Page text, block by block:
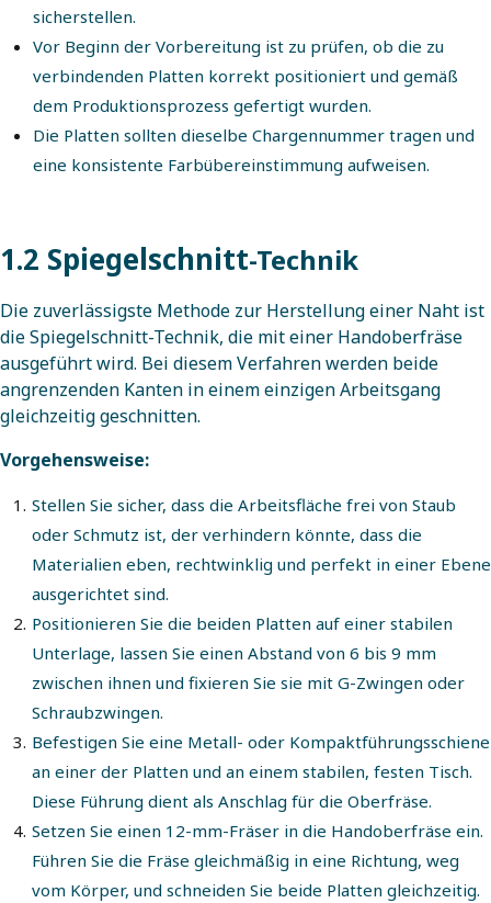
sicherstellen.
Vor Beginn der Vorbereitung ist zu prüfen, ob die zu
verbindenden Platten korrekt positioniert und gemäß
dem Produktionsprozess gefertigt wurden.
Die Platten sollten dieselbe Chargennummer tragen und
eine konsistente Farbübereinstimmung aufweisen.
1.2 Spiegelschnitt-Technik
Die zuverlässigste Methode zur Herstellung einer Naht ist
die Spiegelschnitt-Technik, die mit einer Handoberfräse
ausgeführt wird. Bei diesem Verfahren werden beide
angrenzenden Kanten in einem einzigen Arbeitsgang
gleichzeitig geschnitten.
Vorgehensweise:
Stellen Sie sicher, dass die Arbeitsfläche frei von Staub
oder Schmutz ist, der verhindern könnte, dass die
Materialien eben, rechtwinklig und perfekt in einer Ebene
ausgerichtet sind.
Positionieren Sie die beiden Platten auf einer stabilen
Unterlage, lassen Sie einen Abstand von 6 bis 9 mm
zwischen ihnen und fixieren Sie sie mit G-Zwingen oder
Schraubzwingen.
Befestigen Sie eine Metall- oder Kompaktführungsschiene
an einer der Platten und an einem stabilen, festen Tisch.
Diese Führung dient als Anschlag für die Oberfräse.
Setzen Sie einen 12-mm-Fräser in die Handoberfräse ein.
Führen Sie die Fräse gleichmäßig in eine Richtung, weg
vom Körper, und schneiden Sie beide Platten gleichzeitig.